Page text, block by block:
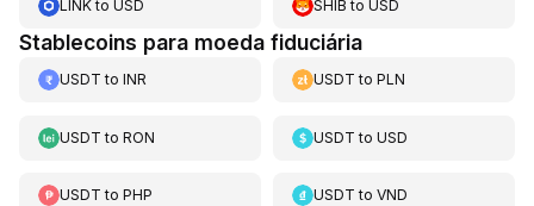
LINKto USD SHIB toUSD
Stablecoins para moeda fiduciária
USDT to INR USDT toPLN
USDT to RON USDT toUSD
USDT to PHP USDT toVND